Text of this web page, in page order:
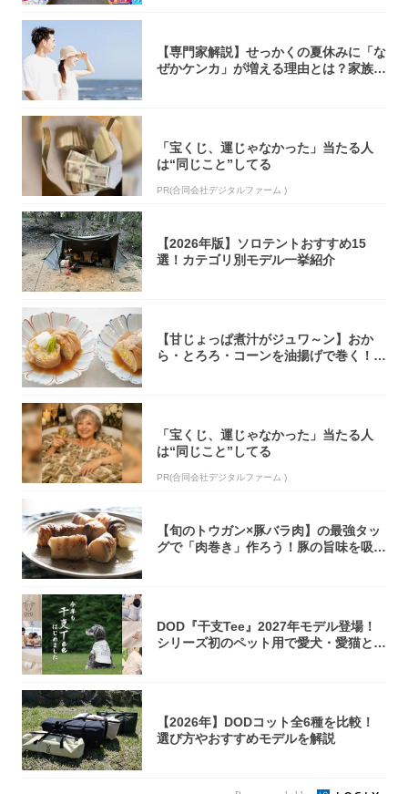
【専門家解説】せっかくの夏休みに「な
ぜかケンカ」が増える理由とは？家族・
「宝くじ、運じゃなかった」当たる人
は“同じこと”してる
PR(合同会社デジタルファーム )
【2026年版】ソロテントおすすめ15
選！カテゴリ別モデル一挙紹介
【甘じょっぱ煮汁がジュワ～ン】おか
ら・とろろ・コーンを油揚げで巻く！煮
「宝くじ、運じゃなかった」当たる人
は“同じこと”してる
PR(合同会社デジタルファーム )
【旬のトウガン×豚バラ肉】の最強タッ
グで「肉巻き」作ろう！豚の旨味を吸い
DOD『干支Tee』2027年モデル登場！
シリーズ初のペット用で愛犬・愛猫とリ
【2026年】DODコット全6種を比較！
選び方やおすすめモデルを解説